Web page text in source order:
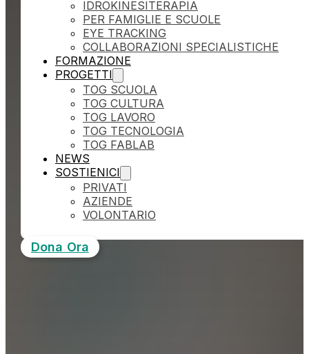
IDROKINESITERAPIA
PER FAMIGLIE E SCUOLE
EYE TRACKING
COLLABORAZIONI SPECIALISTICHE
FORMAZIONE
PROGETTI
TOG SCUOLA
TOG CULTURA
TOG LAVORO
TOG TECNOLOGIA
TOG FABLAB
NEWS
SOSTIENICI
PRIVATI
AZIENDE
VOLONTARIO
Dona Ora